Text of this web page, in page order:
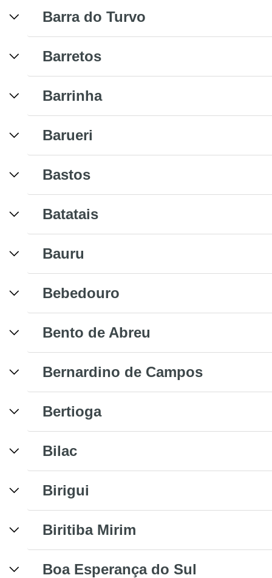
Barra do Turvo
Barretos
Barrinha
Barueri
Bastos
Batatais
Bauru
Bebedouro
Bento de Abreu
Bernardino de Campos
Bertioga
Bilac
Birigui
Biritiba Mirim
Boa Esperança do Sul